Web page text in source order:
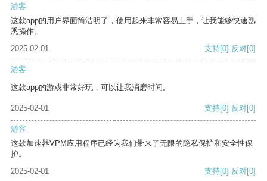
游客
这款app的用户界面简洁明了，使用起来非常容易上手，让我能够快速熟
悉操作。
2025-02-01
支持[0] 反对[0]
游客
这款app的游戏非常好玩，可以让我消磨时间。
2025-02-01 支持[0] 反对[0]
游客
这款加速器VPM应用程序已经为我们带来了无限的隐私保护和安全性保
护。
2025-02-01
支持[0] 反对[0]